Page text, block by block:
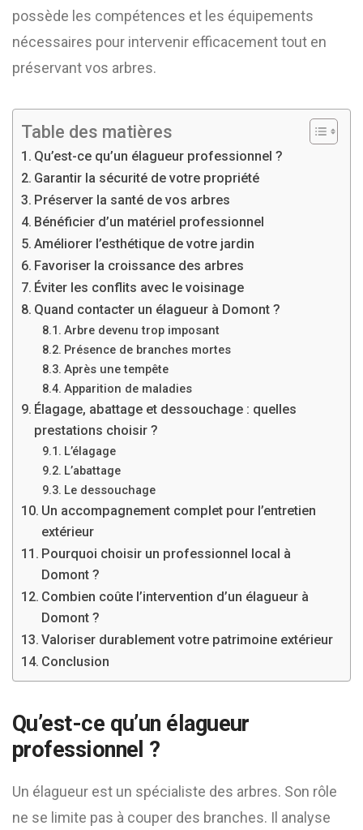
possède les compétences et les équipements
nécessaires pour intervenir efficacement tout en
préservant vos arbres.
Table des matières
Qu’est-ce qu’un élagueur professionnel ?
Garantir la sécurité de votre propriété
Préserver la santé de vos arbres
Bénéficier d’un matériel professionnel
Améliorer l’esthétique de votre jardin
Favoriser la croissance des arbres
Éviter les conflits avec le voisinage
Quand contacter un élagueur à Domont ?
Arbre devenu trop imposant
Présence de branches mortes
Après une tempête
Apparition de maladies
Élagage, abattage et dessouchage : quelles
prestations choisir ?
L’élagage
L’abattage
Le dessouchage
Un accompagnement complet pour l’entretien
extérieur
Pourquoi choisir un professionnel local à
Domont ?
Combien coûte l’intervention d’un élagueur à
Domont ?
Valoriser durablement votre patrimoine extérieur
Conclusion
Qu’est-ce qu’un élagueur
professionnel ?
Un élagueur est un spécialiste des arbres. Son rôle
ne se limite pas à couper des branches. Il analyse